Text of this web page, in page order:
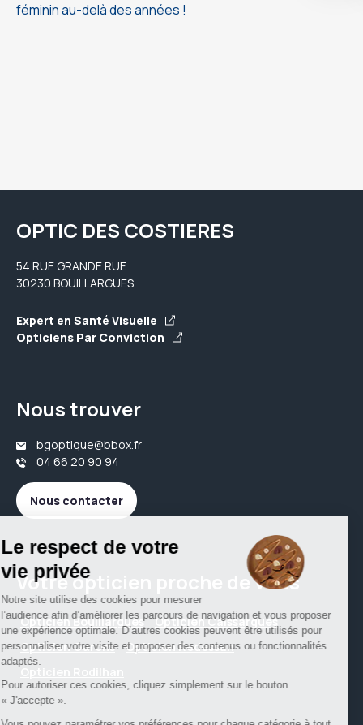
féminin au-delà des années !
OPTIC DES COSTIERES
54 RUE GRANDE RUE
30230 BOUILLARGUES
Expert en Santé Visuelle
Opticiens Par Conviction
Votre opticien proche de vous
Opticien Bouillargues
Opticien Caissargues
Opticien Garons
Opticien Redessan
Nous trouver
bgoptique@bbox.fr
04 66 20 90 94
Nous contacter